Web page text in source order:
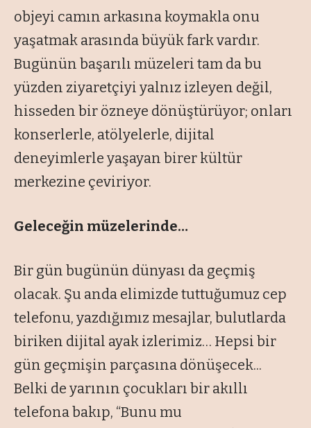
objeyi camın arkasına koymakla onu
yaşatmak arasında büyük fark vardır.
Bugünün başarılı müzeleri tam da bu
yüzden ziyaretçiyi yalnız izleyen değil,
hisseden bir özneye dönüştürüyor; onları
konserlerle, atölyelerle, dijital
deneyimlerle yaşayan birer kültür
merkezine çeviriyor.
Geleceğin müzelerinde…
Bir gün bugünün dünyası da geçmiş
olacak. Şu anda elimizde tuttuğumuz cep
telefonu, yazdığımız mesajlar, bulutlarda
biriken dijital ayak izlerimiz… Hepsi bir
gün geçmişin parçasına dönüşecek...
Belki de yarının çocukları bir akıllı
telefona bakıp, “Bunu mu